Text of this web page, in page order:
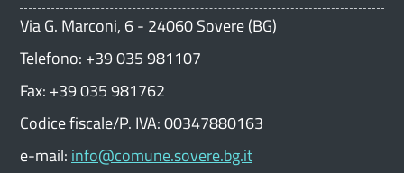
Via G. Marconi, 6 - 24060 Sovere (BG)
Telefono: +39 035 981107
Fax: +39 035 981762
Codice fiscale/P. IVA: 00347880163
e-mail: info@comune.sovere.bg.it